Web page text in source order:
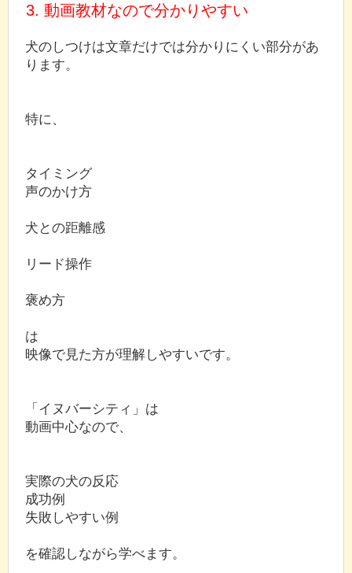
3. 動画教材なので分かりやすい
犬のしつけは文章だけでは分かりにくい部分があ
ります。
特に、
タイミング
声のかけ方
犬との距離感
リード操作
褒め方
は
映像で見た方が理解しやすいです。
「イヌバーシティ」は
動画中心なので、
実際の犬の反応
成功例
失敗しやすい例
を確認しながら学べます。